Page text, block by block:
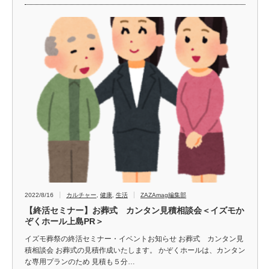
2022/8/16 カルチャー 健康 生活 ZAZAmag編集部
【終活セミナー】お葬式 カンタン見積相談会＜イズモか
ぞくホール上島PR＞
イズモ葬祭の終活セミナー・イベントお知らせ お葬式 カンタン見
積相談会 お葬式の見積作成いたします。 かぞくホールは、カンタン
な専用プランのため 見積も５分…